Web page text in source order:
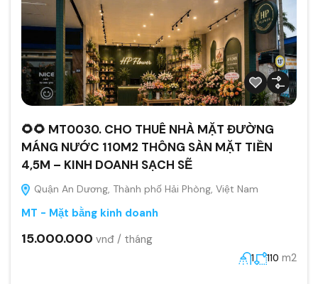
🌻🌻 MT0030. CHO THUÊ NHÀ MẶT ĐƯỜNG
MÁNG NƯỚC 110M2 THÔNG SÀN MẶT TIỀN
4,5M – KINH DOANH SẠCH SẼ
Quận An Dương, Thành phố Hải Phòng, Việt Nam
MT - Mặt bằng kinh doanh
15.000.000 vnđ / tháng
1 110 m2